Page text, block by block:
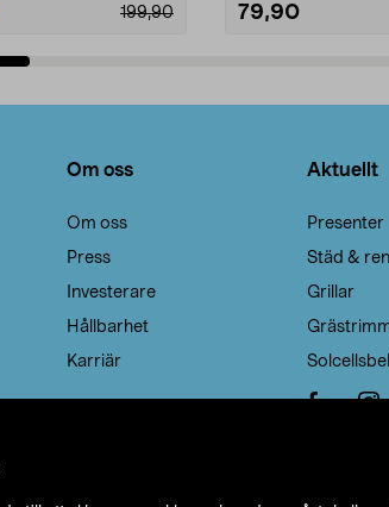
199,90 79,90
Om oss
Om oss
Press
Investerare
Hållbarhet
Karriär
Aktuellt
Presenter
Städ &
Grillar